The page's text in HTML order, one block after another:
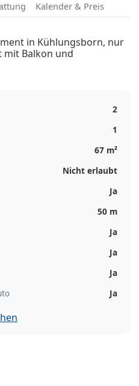
Kalender & Preis
in Kühlungsborn, nur
mit Balkon und
2
1
67 m²
Nicht erlaubt
Ja
50 m
Ja
Ja
Ja
Ja